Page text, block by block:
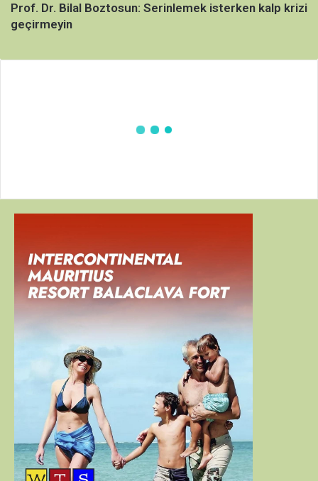
Prof. Dr. Bilal Boztosun: Serinlemek isterken kalp krizi
geçirmeyin